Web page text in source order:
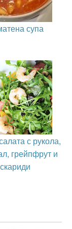
супа
с рукола,
грейпфрут и
скариди